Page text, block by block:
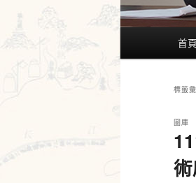
首頁
標籤
圖庫